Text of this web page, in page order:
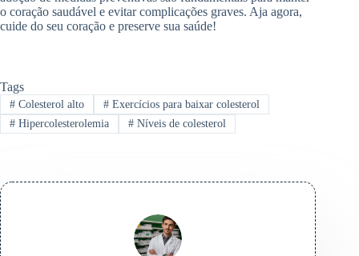
o coração saudável e evitar complicações graves. Aja agora,
cuide do seu coração e preserve sua saúde!
Tags
#Colesterol alto #Exercícios para baixar colesterol
#Hipercolesterolemia #Níveis de colesterol